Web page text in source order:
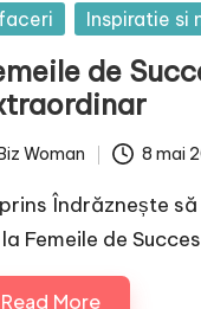
Inspiratie si
de
Woman 8 mai
Îndrăznește
Femeile de
Read More